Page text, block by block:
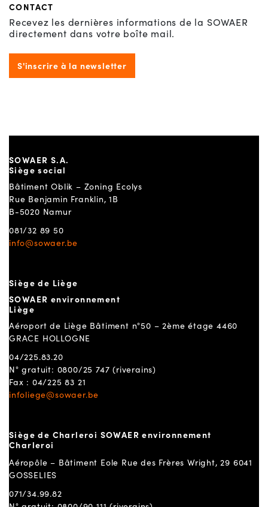
CONTACT
Recevez les dernières informations de la SOWAER
directement dans votre boîte mail.
S'inscrire à la newsletter
SOWAER S.A.
Siège social
Bâtiment Oblik – Zoning Ecolys
Rue Benjamin Franklin, 1B
B-5020 Namur
081/32 89 50
info@sowaer.be
Siège de Liège
SOWAER environnement
Liège
Aéroport de Liège Bâtiment n°50 – 2ème étage 4460
GRACE HOLLOGNE
04/225.83.20
N° gratuit: 0800/25 747 (riverains)
Fax : 04/225 83 21
infoliege@sowaer.be
Siège de Charleroi SOWAER environnement
Charleroi
Aéropôle – Bâtiment Eole Rue des Frères Wright, 29 6041
GOSSELIES
071/34.99.82